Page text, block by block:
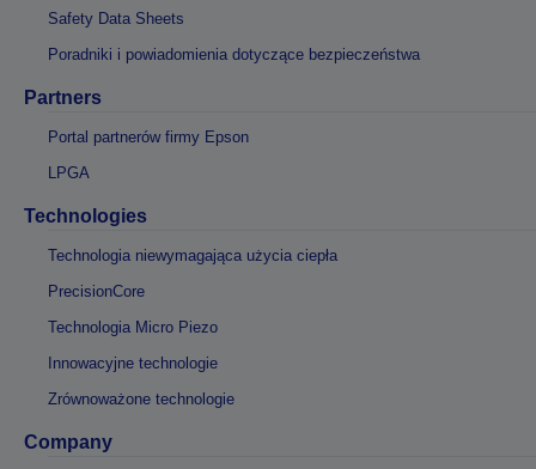
Safety Data Sheets
Poradniki i powiadomienia dotyczące bezpieczeństwa
Partners
Portal partnerów firmy Epson
LPGA
Technologies
Technologia niewymagająca użycia ciepła
PrecisionCore
Technologia Micro Piezo
Innowacyjne technologie
Zrównoważone technologie
Company